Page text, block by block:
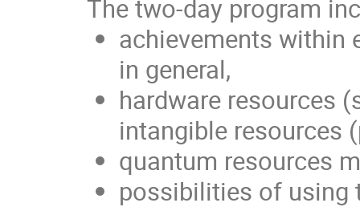
The two-day program
achievements within
in general,
hardware resources
intangible resources
quantum resources
possibilities of using